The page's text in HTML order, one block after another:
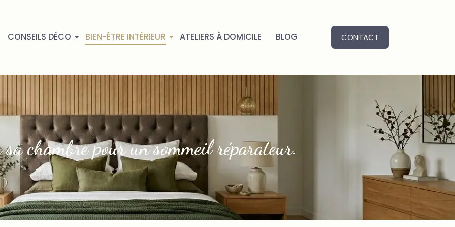
CONSEILS DÉCO BIEN-ÊTRE INTÉRIEUR ATELIERS À DOMICILE BLOG CONTACT
sa chambre pour un sommeil réparateur.